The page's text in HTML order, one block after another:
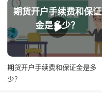
期货开户手续费和保证
金是多少？
期货开户手续费和保证金是多
少？